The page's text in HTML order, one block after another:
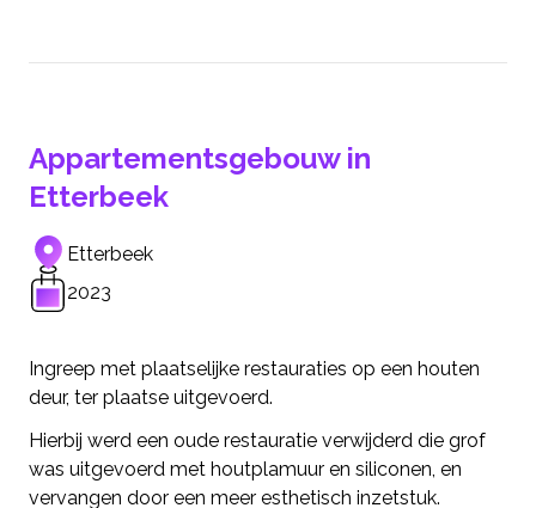
Appartementsgebouw in
Etterbeek
Etterbeek
2023
Ingreep met plaatselijke restauraties op een houten
deur, ter plaatse uitgevoerd.
Hierbij werd een oude restauratie verwijderd die grof
was uitgevoerd met houtplamuur en siliconen, en
vervangen door een meer esthetisch inzetstuk.